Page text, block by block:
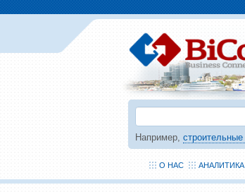
Например,
О НАС АНАЛИТИКА